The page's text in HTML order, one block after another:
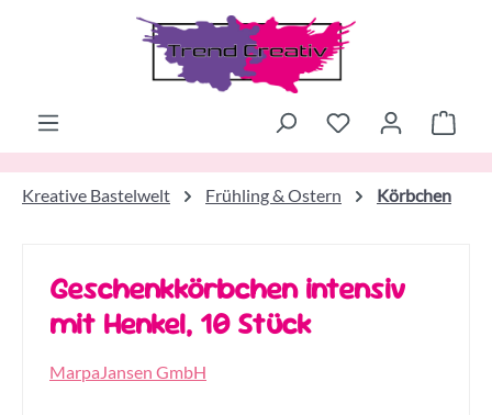
Zum Hauptinhalt springen
Kreative Bastelwelt Frühling & Ostern Körbchen
Geschenkkörbchen intensiv
mit Henkel, 10 Stück
MarpaJansen GmbH